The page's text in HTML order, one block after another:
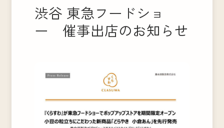
渋谷 東急フードショ
ー 催事出店のお知らせ